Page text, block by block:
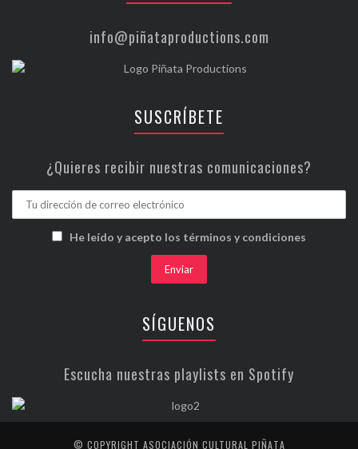
info@piñataproductions.com
SUSCRÍBETE
¿Quieres recibir nuestras comunicaciones?
He leído y acepto los términos y condiciones
SÍGUENOS
Escucha nuestras playlists en Spotify
© COPYRIGHT ASOCIACIÓN CULTURAL PIÑATA